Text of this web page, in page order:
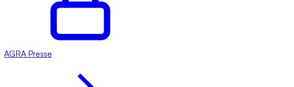
AGRA Presse